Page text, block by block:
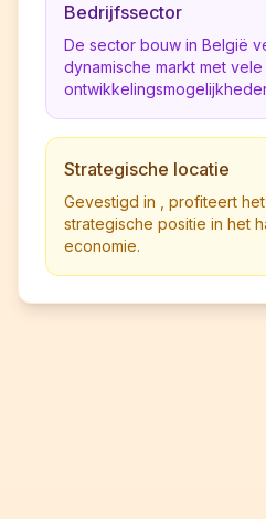
Bedrijfssector
De sector bouw in België
dynamische markt met vele
Strategische locatie
Gevestigd in , profiteert
strategische positie in het
economie.